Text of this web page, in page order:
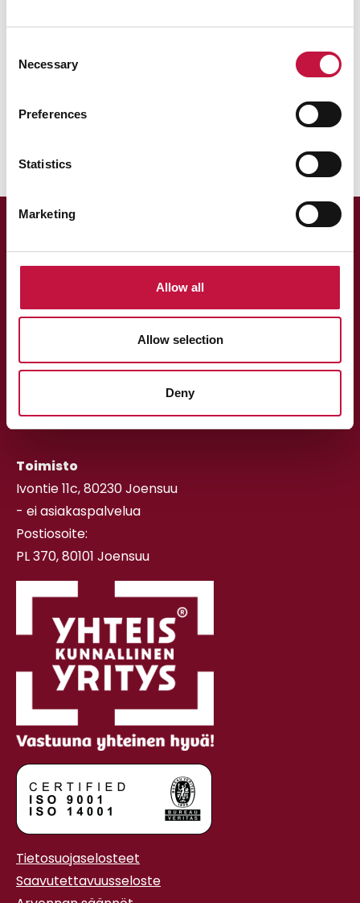
Selection
Necessary
Preferences
Statistics
Marketing
Allow all
Allow selection
Deny
vieraslajien siemeniä.
vaan käsiteltäisiin muilla tavoin.
Asiakaspalvelu
013 318 198 arkisin klo 9–15
asiakaspalvelu@puhas.fi
» Asioi verkossa
Toimisto
Ivontie 11c, 80230 Joensuu
- ei asiakaspalvelua
Postiosoite:
PL 370, 80101 Joensuu
Tietosuojaselosteet
Saavutettavuusseloste